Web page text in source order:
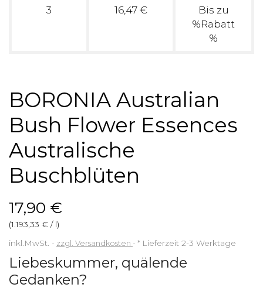
3 16,47 €
Bis zu
%Rabatt
%
BORONIA Australian
Bush Flower Essences
Australische
Buschblüten
17,90 €
(1.193,33 € / l)
inkl.MwSt.
zzgl. Versandkosten * Lieferzeit 2-3 Werktage
Liebeskummer, quälende
Gedanken?